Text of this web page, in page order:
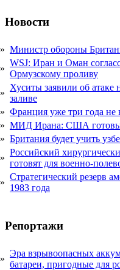
Новости
» Министр обороны
»
WSJ: Иран и Оман
Ормузскому проливу
»
Хуситы заявили об атаке
заливе
» Франция уже три года не
» МИД Ирана: США готовы
» Британия будет учить
»
Российский
готовят для военно-
»
Стратегический резерв
1983 года
Репортажи
»
Эра взрывоопасных
батареи, пригодные для